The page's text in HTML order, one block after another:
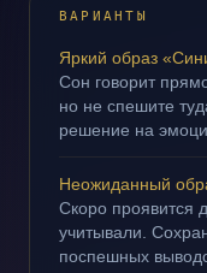
ВАРИАНТЫ
Яркий образ
Сон говорит
но не спешите
решение на
Неожиданный
Скоро проявится
учитывали.
поспешных